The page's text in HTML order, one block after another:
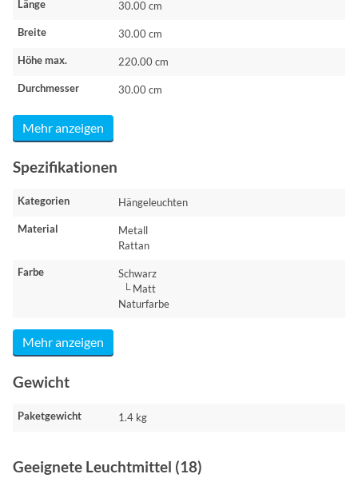
Länge 30.00 cm
Breite 30.00 cm
Höhe max. 220.00 cm
Durchmesser 30.00 cm
Mehr anzeigen
Spezifikationen
Kategorien Hängeleuchten
Material
Metall
Rattan
Farbe
Schwarz
└ Matt
Naturfarbe
Mehr anzeigen
Gewicht
Paketgewicht 1.4 kg
Geeignete Leuchtmittel (18)